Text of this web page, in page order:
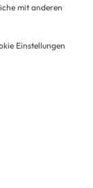
mit anderen
Einstellungen